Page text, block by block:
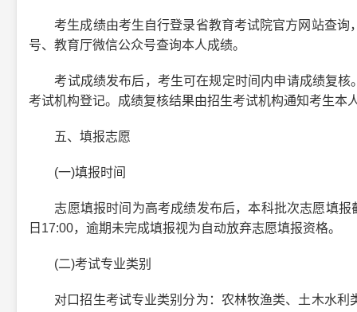
考生成绩由考生自行登录省教育考试院官方网站查询
号、教育厅微信公众号查询本人成绩。
考试成绩发布后，考生可在规定时间内申请成绩复核
考试机构登记。成绩复核结果由招生考试机构通知考生本
五、填报志愿
(一)填报时间
志愿填报时间为高考成绩发布后，本科批次志愿填报
日17:00，逾期未完成填报视为自动放弃志愿填报资格。
(二)考试专业类别
对口招生考试专业类别分为：农林牧渔类、土木水利